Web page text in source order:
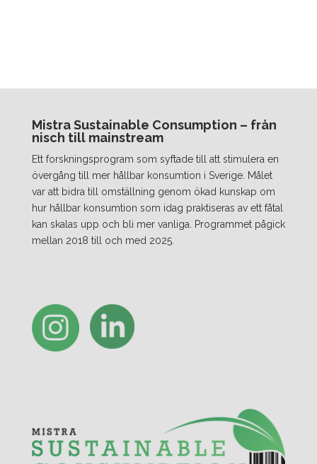
Mistra Sustainable Consumption – från
nisch till mainstream
Ett forskningsprogram som syftade till att stimulera en
övergång till mer hållbar konsumtion i Sverige. Målet
var att bidra till omställning genom ökad kunskap om
hur hållbar konsumtion som idag praktiseras av ett fåtal
kan skalas upp och bli mer vanliga. Programmet pågick
mellan 2018 till och med 2025.